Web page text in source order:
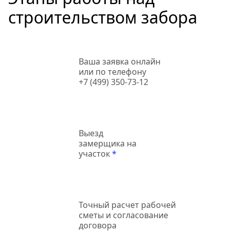
строительством забора
Ваша заявка онлайн
или по телефону
+7 (499) 350-73-12
Выезд
замерщика на
участок*
Точный расчет рабочей
сметы и согласование
договора